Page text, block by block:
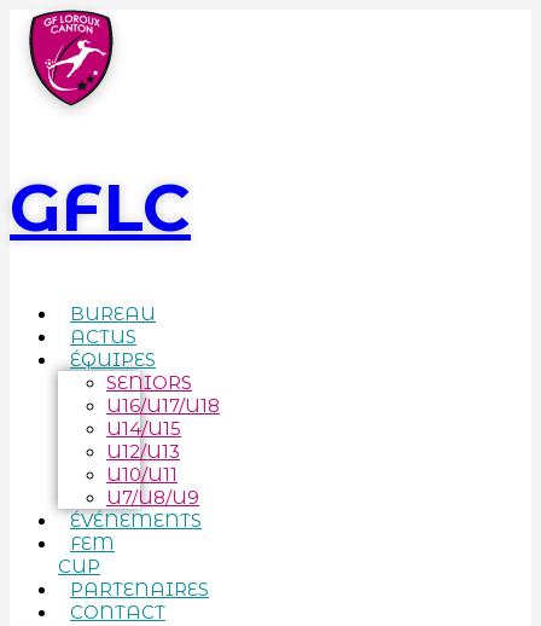
GFLC
BUREAU
ACTUS
ÉQUIPES
SENIORS
U16/U17/U18
U14/U15
U12/U13
U10/U11
U7/U8/U9
ÉVÉNEMENTS
FEM
CUP
PARTENAIRES
CONTACT